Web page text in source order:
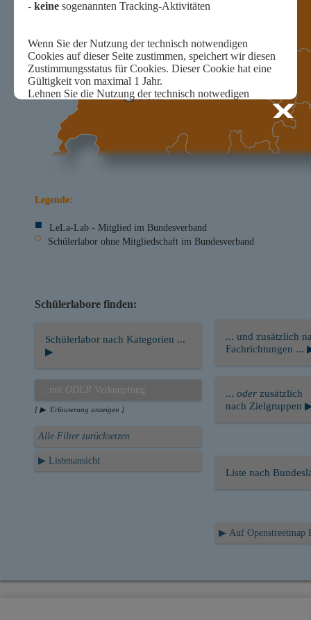
Legende:
LeLa-Lab - Mitglied im Bundesverband
Schülerlabor ohne Mitgliedschaft im Bundesverband
Schülerlabore finden:
Schülerlabor nach Kategorien ...
▶
... mit ODER Verknüpfung
[ ▶ Erläuterung anzeigen ]
Alle Filter zurücksetzen
▶ Listenansicht
... und zusätzlich
Fachrichtungen ...
... oder zusätzlich
nach Zielgruppen
Liste nach
▶ Auf Openstreetmap